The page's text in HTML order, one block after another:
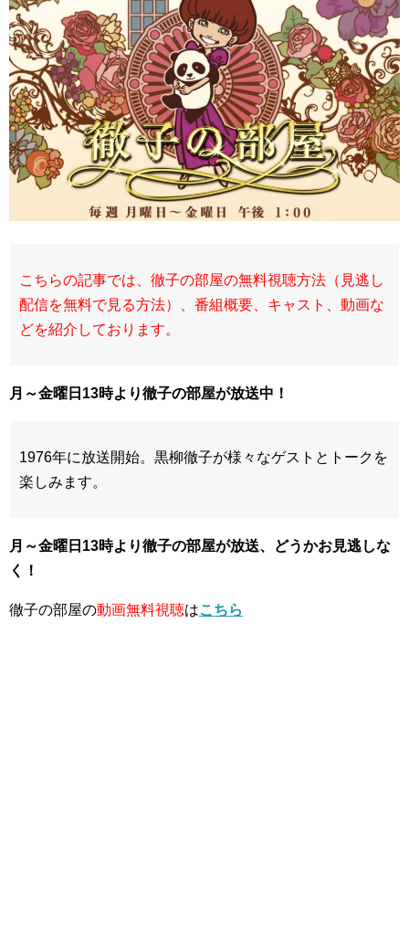
こちらの記事では、徹子の部屋の無料視聴方法（見逃し
配信を無料で見る方法）、番組概要、キャスト、動画な
どを紹介しております。
月～金曜日13時より徹子の部屋が放送中！
1976年に放送開始。黒柳徹子が様々なゲストとトークを
楽しみます。
月～金曜日13時より徹子の部屋が放送、どうかお見逃しな
く！
徹子の部屋の動画無料視聴はこちら